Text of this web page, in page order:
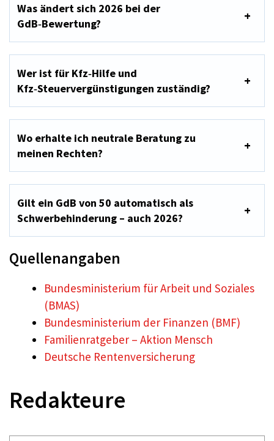
Was ändert sich 2026 bei der
GdB‑Bewertung?
Wer ist für Kfz‑Hilfe und
Kfz‑Steuervergünstigungen zuständig?
Wo erhalte ich neutrale Beratung zu
meinen Rechten?
Gilt ein GdB von 50 automatisch als
Schwerbehinderung – auch 2026?
Quellenangaben
Bundesministerium für Arbeit und Soziales
(BMAS)
Bundesministerium der Finanzen (BMF)
Familienratgeber – Aktion Mensch
Deutsche Rentenversicherung
Redakteure